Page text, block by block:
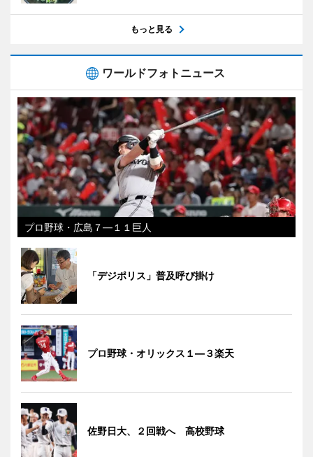
もっと見る
ワールドフォトニュース
プロ野球・広島７―１１巨人
「デジポリス」普及呼び掛け
プロ野球・オリックス１―３楽天
佐野日大、２回戦へ 高校野球